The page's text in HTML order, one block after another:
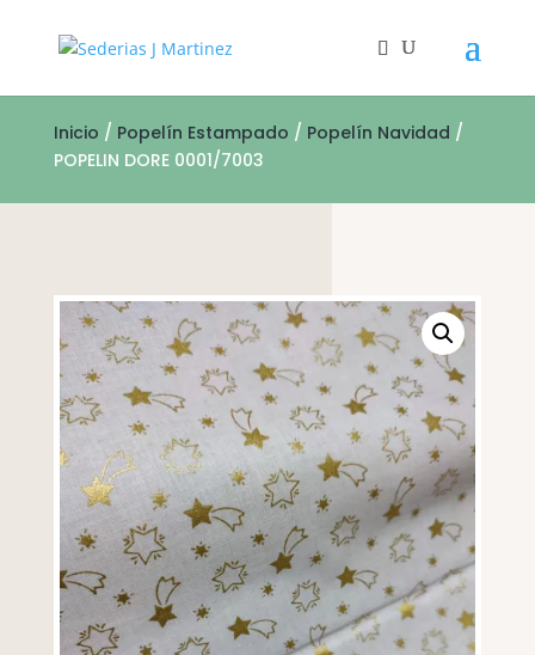
Inicio / Popelín Estampado / Popelín Navidad /
POPELIN DORE 0001/7003